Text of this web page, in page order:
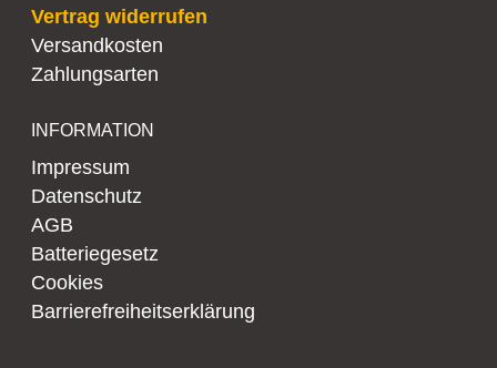
Vertrag widerrufen
Versandkosten
Zahlungsarten
INFORMATION
Impressum
Datenschutz
AGB
Batteriegesetz
Cookies
Barrierefreiheitserklärung